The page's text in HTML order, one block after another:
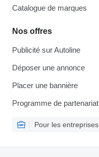
Catalogue de marques
Nos offres
Publicité sur Autoline
Déposer une annonce
Placer une bannière
Programme de partenariat
Pour les entreprises